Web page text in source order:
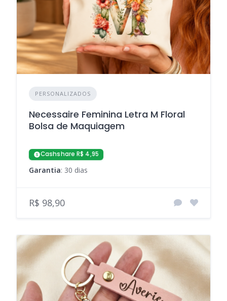
PERSONALIZADOS
Necessaire Feminina Letra M Floral
Bolsa de Maquiagem
Cashshare R$ 4,95
Garantia: 30 dias
R$ 98,90